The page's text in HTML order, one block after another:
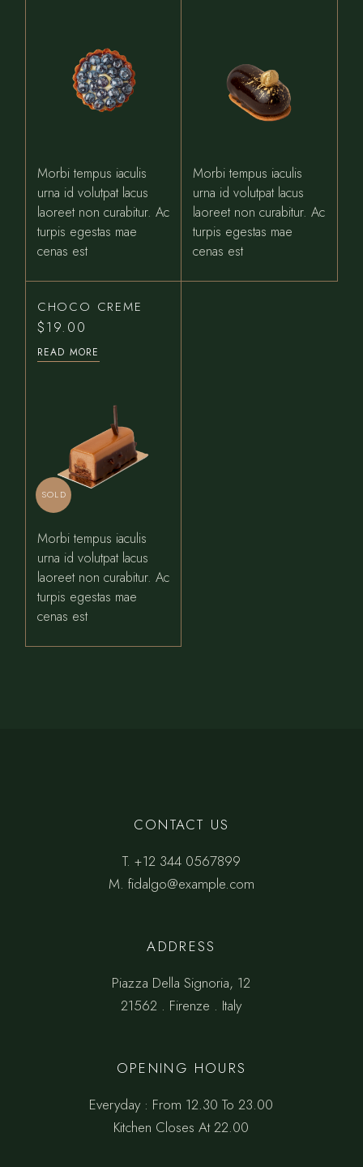
Morbi tempus iaculis
urna id volutpat lacus
laoreet non curabitur. Ac
turpis egestas mae
cenas est
Morbi tempus iaculis
urna id volutpat lacus
laoreet non curabitur. Ac
turpis egestas mae
cenas est
CHOCO CREME
$19.00
READ MORE
SOLD
Morbi tempus iaculis
urna id volutpat lacus
laoreet non curabitur. Ac
turpis egestas mae
cenas est
CONTACT US
T. +12 344 0567899
M. fidalgo@example.com
ADDRESS
Piazza Della Signoria, 12
21562 . Firenze . Italy
OPENING HOURS
Everyday : From 12.30 To 23.00
Kitchen Closes At 22.00